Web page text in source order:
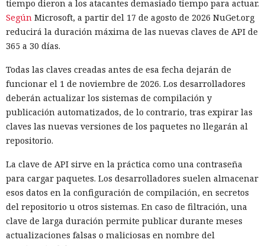
las normas. Los desarrolladores buscan claridad con
antelación para entender si tendrán que someter los
obligatoria o en una autorización previa para el
sigue siendo voluntario, y las condiciones clave de su
funcionamiento solo están disponibles para las autoridades
y los participantes de las consultas cerradas.
Cuando el Sol amenace con
destruir la Tierra, la humanidad
entero
20:35 / 05.08.2026
tiempo dieron a los atacantes demasiado tiempo para actuar.
Según Microsoft, a partir del 17 de agosto de 2026 NuGet.org
reducirá la duración máxima de las nuevas claves de API de
365 a 30 días.
Todas las claves creadas antes de esa fecha dejarán de
funcionar el 1 de noviembre de 2026. Los desarrolladores
deberán actualizar los sistemas de compilación y
publicación automatizados, de lo contrario, tras expirar las
claves las nuevas versiones de los paquetes no llegarán al
repositorio.
La clave de API sirve en la práctica como una contraseña
para cargar paquetes. Los desarrolladores suelen almacenar
esos datos en la configuración de compilación, en secretos
del repositorio u otros sistemas. En caso de filtración, una
clave de larga duración permite publicar durante meses
actualizaciones falsas o maliciosas en nombre del